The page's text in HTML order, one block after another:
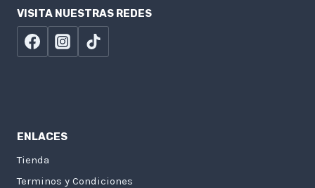
VISITA NUESTRAS REDES
ENLACES
Tienda
Terminos y Condiciones